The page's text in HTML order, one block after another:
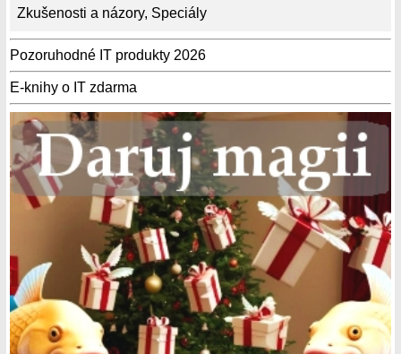
Zkušenosti a názory, Speciály
Pozoruhodné IT produkty 2026
E-knihy o IT zdarma